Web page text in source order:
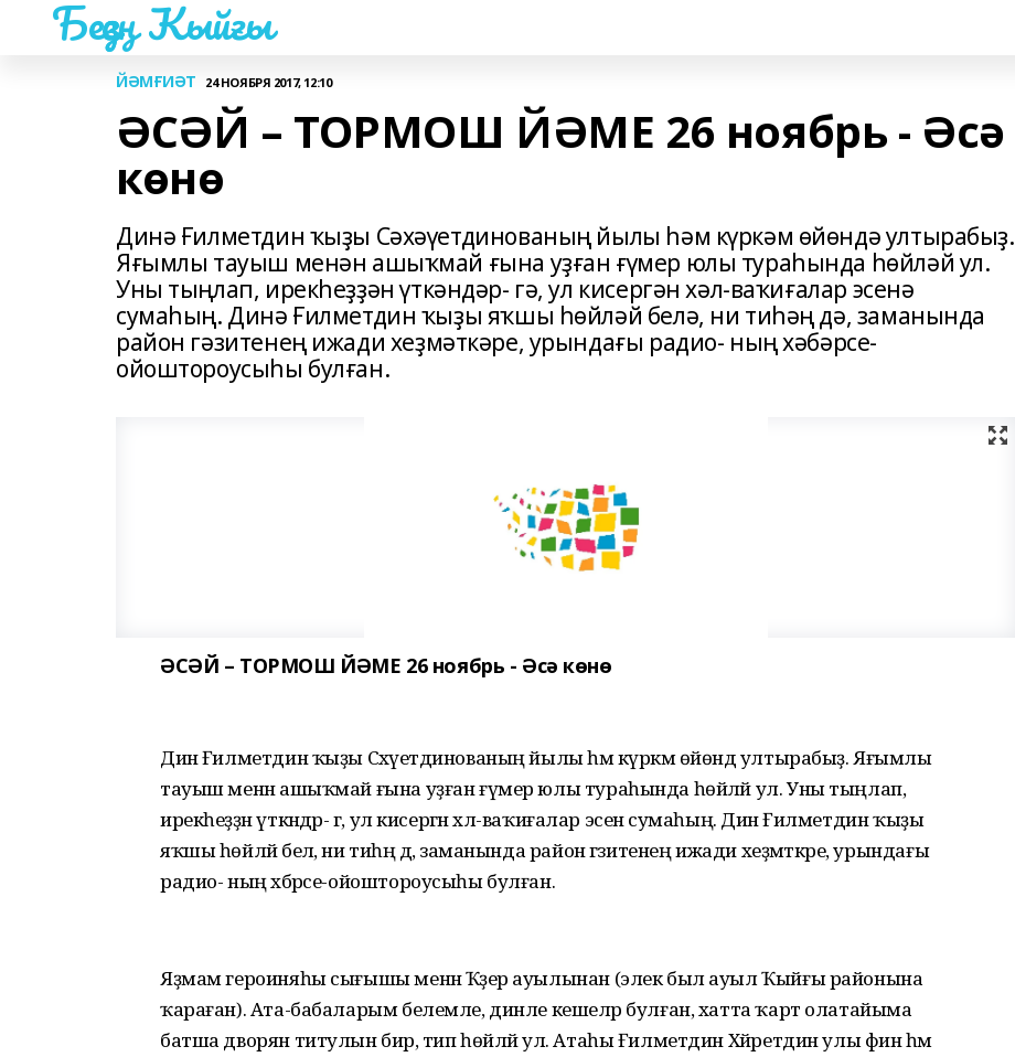
Беҙҙең Ҡыйғы
ЙӘМҒИӘТ 24 НОЯБРЯ 2017, 12:10
ӘСӘЙ – ТОРМОШ ЙӘМЕ 26 ноябрь - Әсә
көнө
Динә Ғилметдин ҡыҙы Сәхәүетдинованың йылы һәм күркәм өйөндә ултырабыҙ.
Яғымлы тауыш менән ашыҡмай ғына уҙған ғүмер юлы тураһында һөйләй ул.
Уны тыңлап, ирекһеҙҙән үткәндәр- гә, ул кисергән хәл-ваҡиғалар эсенә
сумаһың. Динә Ғилметдин ҡыҙы яҡшы һөйләй белә, ни тиһәң дә, заманында
район гәзитенең ижади хеҙмәткәре, урындағы радио- ның хәбәрсе-
ойоштороусыһы булған.
ӘСӘЙ – ТОРМОШ ЙӘМЕ 26 ноябрь - Әсә көнө
Динә Ғилметдин ҡыҙы Сәхәүетдинованың йылы һәм күркәм өйөндә ултырабыҙ. Яғымлы
тауыш менән ашыҡмай ғына уҙған ғүмер юлы тураһында һөйләй ул. Уны тыңлап,
ирекһеҙҙән үткәндәр- гә, ул кисергән хәл-ваҡиғалар эсенә сумаһың. Динә Ғилметдин ҡыҙы
яҡшы һөйләй белә, ни тиһәң дә, заманында район гәзитенең ижади хеҙмәткәре, урындағы
радио- ның хәбәрсе-ойоштороусыһы булған.
Яҙмам героиняһы сығышы менән Ҡәҙер ауылынан (элек был ауыл Ҡыйғы районына
ҡараған). Ата-бабаларым белемле, динле кешеләр булған, хатта ҡарт олатайыма
батша дворян титулын бирә, тип һөйләй ул. Атаһы Ғилметдин Хәйретдин улы фин һәм